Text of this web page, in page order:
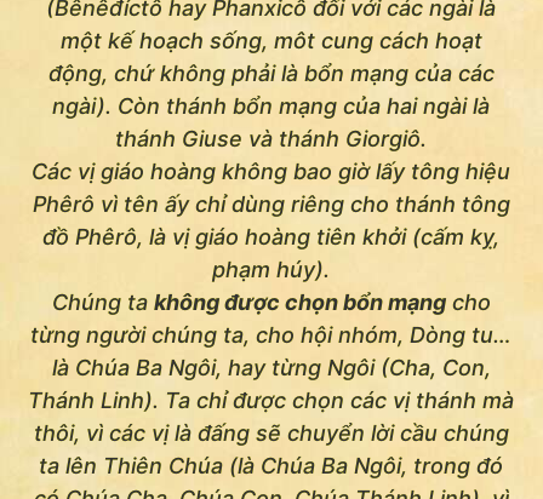
(Bênêđíctô hay Phanxicô đối với các ngài là
một kế hoạch sống, môt cung cách hoạt
động, chứ không phải là bổn mạng của các
ngài). Còn thánh bổn mạng của hai ngài là
thánh Giuse và thánh Giorgiô.
Các vị giáo hoàng không bao giờ lấy tông hiệu
Phêrô vì tên ấy chỉ dùng riêng cho thánh tông
đồ Phêrô, là vị giáo hoàng tiên khởi (cấm kỵ,
phạm húy).
Chúng ta không được chọn bổn mạngcho
từng người chúng ta, cho hội nhóm, Dòng tu…
là Chúa Ba Ngôi, hay từng Ngôi (Cha, Con,
Thánh Linh). Ta chỉ được chọn các vị thánh mà
thôi, vì các vị là đấng sẽ chuyển lời cầu chúng
ta lên Thiên Chúa (là Chúa Ba Ngôi, trong đó